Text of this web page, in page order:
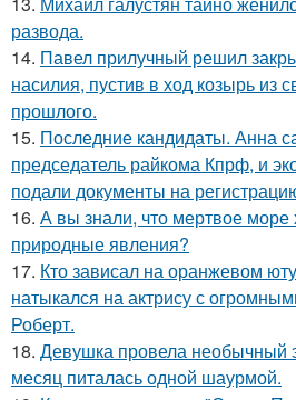
развода.
14. Павел прилучный решил
насилия, пустив в ход козырь из
прошлого.
15. Последние кандидаты. Анна
председатель райкома Кпрф, и
подали документы на
16. А вы знали, что мертвое море
природные явления?
17. Кто зависал на оранжевом
натыкался на актрису с
Роберт.
18. Девушка провела необычный
месяц питалась одной шаурмой.